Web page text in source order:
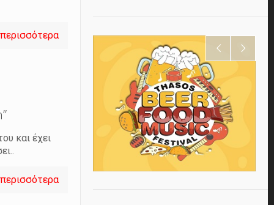
και έχει